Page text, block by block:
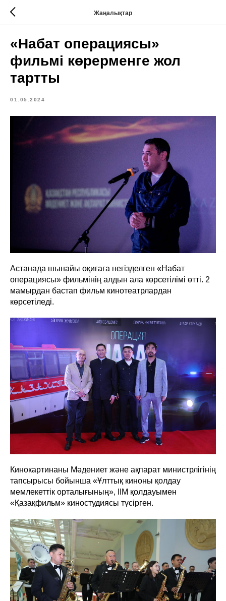
Жаңалықтар
«Набат операциясы»
фильмі көрерменге жол
тартты
01.05.2024
Астанада шынайы оқиғаға негізделген «Набат
операциясы» фильмінің алдын ала көрсетілімі өтті. 2
мамырдан бастап фильм кинотеатрлардан
көрсетіледі.
Кинокартинаны Мәдениет және ақпарат министрлігінің
тапсырысы бойынша «Ұлттық киноны қолдау
мемлекеттік орталығының», ІІМ қолдауымен
«Қазақфильм» киностудиясы түсірген.